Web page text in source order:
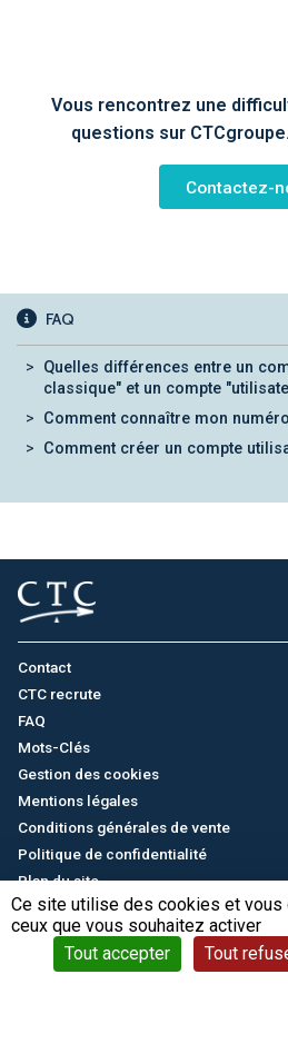
Ce site utilise des cookies et vous
ceux que vous souhaitez activer
Tout accepter
Tout
Vous rencontrez une
questions sur
Contactez-
FAQ
Quelles différences entre un
classique" et un compte
Comment connaître mon
Comment créer un compte
Contact
CTC recrute
FAQ
Mots-Clés
Gestion des cookies
Mentions légales
Conditions générales de vente
Politique de confidentialité
Plan du site
English/中文